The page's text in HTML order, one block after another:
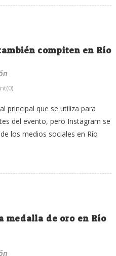
compiten en Río
principal que se utiliza para
del evento, pero Instagram se
los medios sociales en Río
medalla de oro en Río